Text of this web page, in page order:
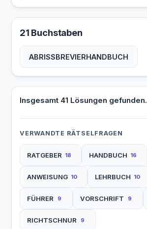
21 Buchstaben
ABRISSBREVIERHANDBUCH
Insgesamt 41 Lösungen gefunden.
VERWANDTE RÄTSELFRAGEN
RATGEBER 18 HANDBUCH 16
ANWEISUNG 10 LEHRBUCH 10
FÜHRER 9 VORSCHRIFT 9
RICHTSCHNUR 9